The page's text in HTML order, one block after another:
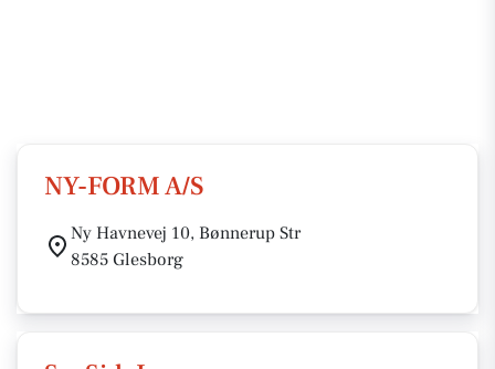
NY-FORM A/S
Ny Havnevej 10, Bønnerup Str
8585 Glesborg